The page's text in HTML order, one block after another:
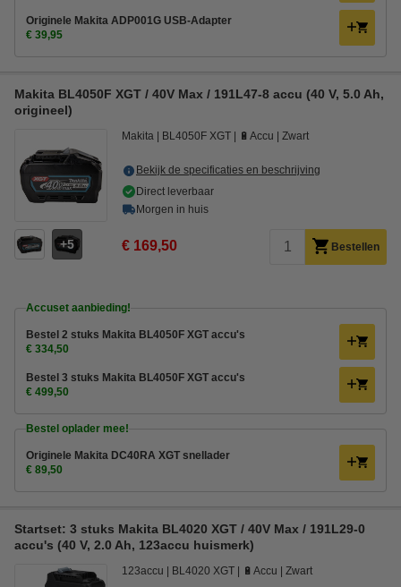
Originele Makita ADP001G USB-Adapter
€ 39,95
Makita BL4050F XGT / 40V Max / 191L47-8 accu (40 V, 5.0 Ah,
origineel)
5
Makita BL4050F XGT 🔋Accu Zwart
Bekijk de specificaties en beschrijving
Direct leverbaar
Morgen in huis
€ 169,50 Bestellen
Accuset aanbieding!
Bestel 2 stuks Makita BL4050F XGT accu's
€ 334,50
Bestel 3 stuks Makita BL4050F XGT accu's
€ 499,50
Bestel oplader mee!
Originele Makita DC40RA XGT snellader
€ 89,50
Startset: 3 stuks Makita BL4020 XGT / 40V Max / 191L29-0
accu's (40 V, 2.0 Ah, 123accu huismerk)
123accu BL4020 XGT 🔋Accu Zwart